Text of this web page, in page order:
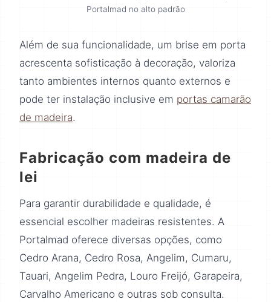
Portalmad no alto padrão
Além de sua funcionalidade, um brise em porta
acrescenta sofisticação à decoração, valoriza
tanto ambientes internos quanto externos e
pode ter instalação inclusive em portas camarão
de madeira.
Fabricação com madeira de
lei
Para garantir durabilidade e qualidade, é
essencial escolher madeiras resistentes. A
Portalmad oferece diversas opções, como
Cedro Arana, Cedro Rosa, Angelim, Cumaru,
Tauari, Angelim Pedra, Louro Freijó, Garapeira,
Carvalho Americano e outras sob consulta.